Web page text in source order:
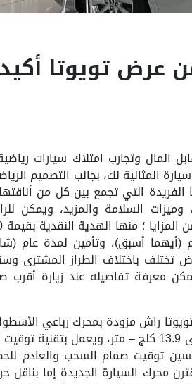
تويوتا
المال وتجارب امتلاك سيارات
المثالية لك، بجانب التصميم
التي تجمع بين كل من
وميزات السلامة والمزيد، ويمكن
، الخدمة لمدة 3 سنوات / 30.000كم (أيهما أسبق)، وتأمين
تختلف باختلاف الطراز المشترى
معرفة تفاصيله عند زيارة أقرب
راش مزودة بمحرك رباعي
1.5 لتر يولد قوة 103 حصان وعزم دوران أقصى 13.9 كلج – متر، ويعمل
توقيت صمام السحب والعادم
محرك السيارة الجديدة إما بناقل